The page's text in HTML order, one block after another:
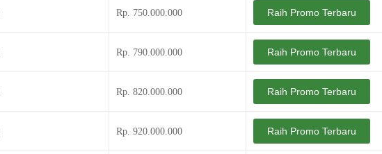
Rp. 750.000.000 Raih Promo Terbaru
Rp. 790.000.000 Raih Promo Terbaru
Rp. 820.000.000 Raih Promo Terbaru
Rp. 920.000.000 Raih Promo Terbaru